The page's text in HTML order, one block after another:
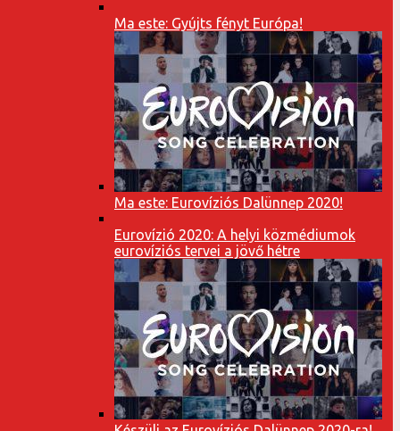
Ma este: Gyújts fényt Európa!
Ma este: Eurovíziós Dalünnep 2020!
Eurovízió 2020: A helyi közmédiumok
eurovíziós tervei a jövő hétre